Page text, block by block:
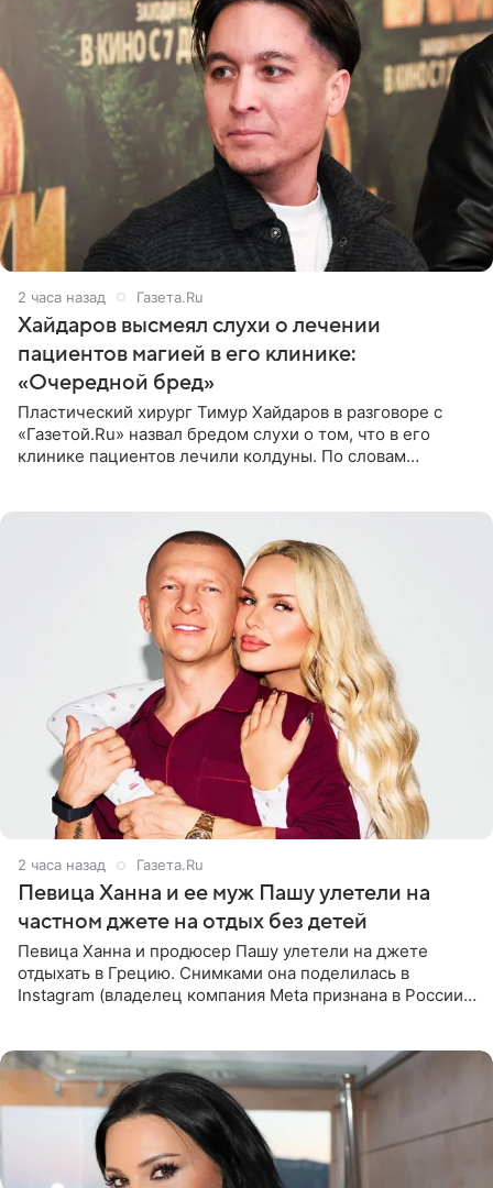
2 часа назад Газета.Ru
Хайдаров высмеял слухи о лечении
пациентов магией в его клинике:
«Очередной бред»
Пластический хирург Тимур Хайдаров в разговоре с
«Газетой.Ru» назвал бредом слухи о том, что в его
клинике пациентов лечили колдуны. По словам
2 часа назад Газета.Ru
Певица Ханна и ее муж Пашу улетели на
частном джете на отдых без детей
Певица Ханна и продюсер Пашу улетели на джете
отдыхать в Грецию. Снимками она поделилась в
Instagram (владелец компания Meta признана в России